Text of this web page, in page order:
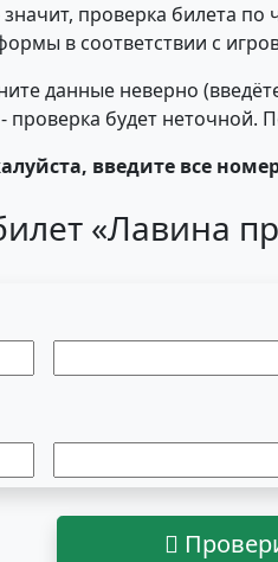
проверка билета
в соответствии с
данные неверно
проверка будет неточной.
введите все
«Лавина